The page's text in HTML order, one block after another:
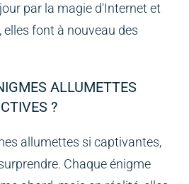
par la magie d'Internet et
elles font à nouveau des
ALLUMETTES
?
allumettes si captivantes,
Chaque énigme